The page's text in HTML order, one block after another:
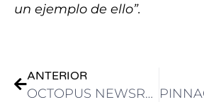
un ejemplo de ello”.
ANTERIOR
OCTOPUS NEWSROOM Y VSN EXPLORAN LA PRODUCCIÓN DE CONTENIDOS EN LA NUBE